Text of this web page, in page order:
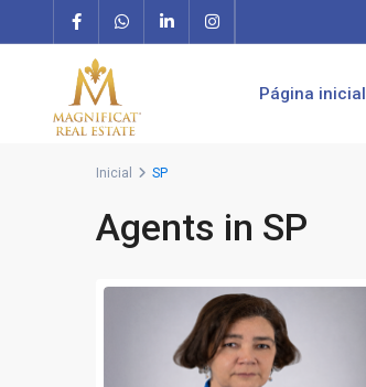
Página inicial
Inicial SP
Agents in SP